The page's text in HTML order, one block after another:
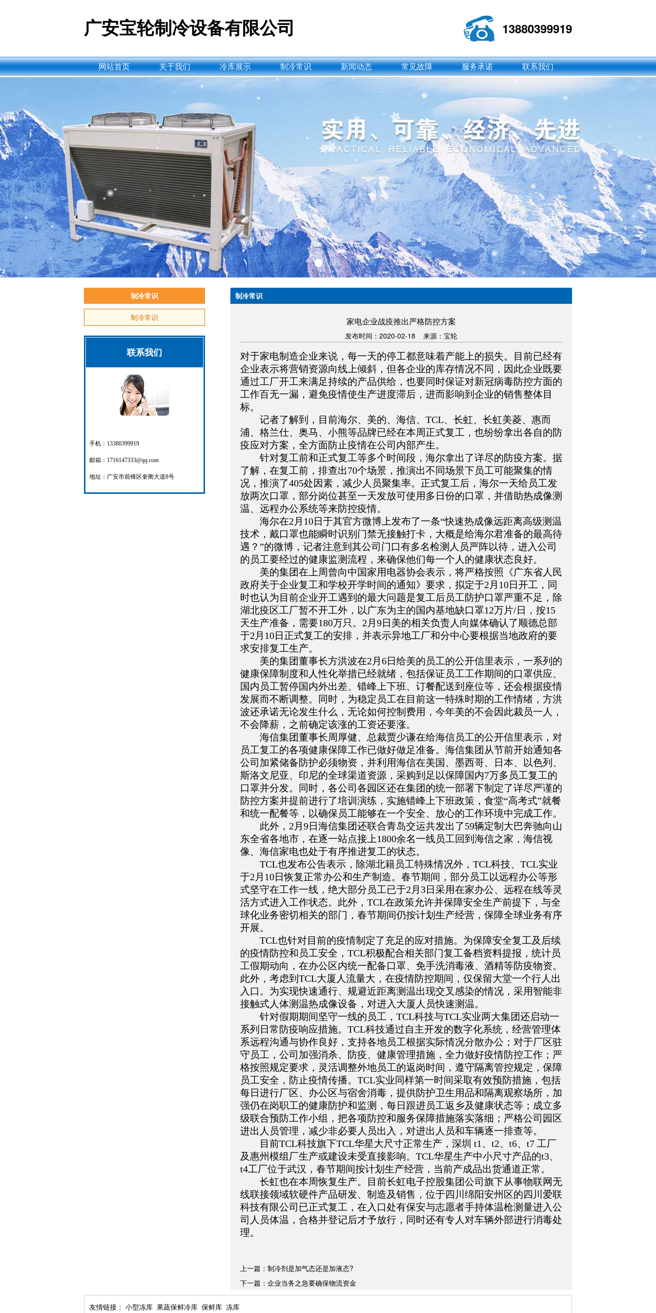
13880399919
广安宝轮制冷设备有限公司
网站首页 关于我们 冷库展示 制冷常识 新闻动态 常见故障 服务承诺 联系我们
制冷常识
家电企业战疫推出严格防控方案
发布时间：2020-02-18 来源：宝轮
对于家电制造企业来说，每一天的停工都意味着产能上的损失。目前已经有
企业表示将营销资源向线上倾斜，但各企业的库存情况不同，因此企业既要
通过工厂开工来满足持续的产品供给，也要同时保证对新冠病毒防控方面的
工作百无一漏，避免疫情使生产进度滞后，进而影响到企业的销售整体目
标。
记者了解到，目前海尔、美的、海信、TCL、长虹、长虹美菱、惠而
浦、格兰仕、奥马、小熊等品牌已经在本周正式复工，也纷纷拿出各自的防
疫应对方案，全方面防止疫情在公司内部产生。
针对复工前和正式复工等多个时间段，海尔拿出了详尽的防疫方案。据
了解，在复工前，排查出70个场景，推演出不同场景下员工可能聚集的情
况，推演了405处因素，减少人员聚集率。正式复工后，海尔一天给员工发
放两次口罩，部分岗位甚至一天发放可使用多日份的口罩，并借助热成像测
温、远程办公系统等来防控疫情。
海尔在2月10日于其官方微博上发布了一条“快速热成像远距离高级测温
技术，戴口罩也能瞬时识别门禁无接触打卡，大概是给海尔君准备的最高待
遇？”的微博，记者注意到其公司门口有多名检测人员严阵以待，进入公司
的员工要经过的健康监测流程，来确保他们每一个人的健康状态良好。
美的集团在上周曾向中国家用电器协会表示，将严格按照《广东省人民
政府关于企业复工和学校开学时间的通知》要求，拟定于2月10日开工，同
时也认为目前企业开工遇到的最大问题是复工后员工防护口罩严重不足，除
湖北疫区工厂暂不开工外，以广东为主的国内基地缺口罩12万片/日，按15
天生产准备，需要180万只。2月9日美的相关负责人向媒体确认了顺德总部
于2月10日正式复工的安排，并表示异地工厂和分中心要根据当地政府的要
求安排复工生产。
美的集团董事长方洪波在2月6日给美的员工的公开信里表示，一系列的
健康保障制度和人性化举措已经就绪，包括保证员工工作期间的口罩供应、
国内员工暂停国内外出差、错峰上下班、订餐配送到座位等，还会根据疫情
发展而不断调整。同时，为稳定员工在目前这一特殊时期的工作情绪，方洪
波还承诺无论发生什么，无论如何控制费用，今年美的不会因此裁员一人，
不会降薪，之前确定该涨的工资还要涨。
海信集团董事长周厚健、总裁贾少谦在给海信员工的公开信里表示，对
员工复工的各项健康保障工作已做好做足准备。海信集团从节前开始通知各
公司加紧储备防护必须物资，并利用海信在美国、墨西哥、日本、以色列、
斯洛文尼亚、印尼的全球渠道资源，采购到足以保障国内7万多员工复工的
口罩并分发。同时，各公司各园区还在集团的统一部署下制定了详尽严谨的
防控方案并提前进行了培训演练，实施错峰上下班政策，食堂“高考式”就餐
和统一配餐等，以确保员工能够在一个安全、放心的工作环境中完成工作。
此外，2月9日海信集团还联合青岛交运共发出了59辆定制大巴奔驰向山
东全省各地市，在逐一站点接上1800余名一线员工回到海信之家，海信视
像、海信家电也处于有序推进复工的状态。
TCL也发布公告表示，除湖北籍员工特殊情况外，TCL科技、TCL实业
于2月10日恢复正常办公和生产制造。春节期间，部分员工以远程办公等形
式坚守在工作一线，绝大部分员工已于2月3日采用在家办公、远程在线等灵
活方式进入工作状态。此外，TCL在政策允许并保障安全生产前提下，与全
球化业务密切相关的部门，春节期间仍按计划生产经营，保障全球业务有序
开展。
TCL也针对目前的疫情制定了充足的应对措施。为保障安全复工及后续
的疫情防控和员工安全，TCL积极配合相关部门复工备档资料提报，统计员
工假期动向，在办公区内统一配备口罩、免手洗消毒液、酒精等防疫物资。
此外，考虑到TCL大厦人流量大，在疫情防控期间，仅保留大堂一个行人出
入口。为实现快速通行、规避近距离测温出现交叉感染的情况，采用智能非
接触式人体测温热成像设备，对进入大厦人员快速测温。
针对假期期间坚守一线的员工，TCL科技与TCL实业两大集团还启动一
系列日常防疫响应措施。TCL科技通过自主开发的数字化系统，经营管理体
系远程沟通与协作良好，支持各地员工根据实际情况分散办公；对于厂区驻
守员工，公司加强消杀、防疫、健康管理措施，全力做好疫情防控工作；严
格按照规定要求，灵活调整外地员工的返岗时间，遵守隔离管控规定，保障
员工安全，防止疫情传播。TCL实业同样第一时间采取有效预防措施，包括
每日进行厂区、办公区与宿舍消毒，提供防护卫生用品和隔离观察场所，加
强仍在岗职工的健康防护和监测，每日跟进员工返乡及健康状态等；成立多
级联合预防工作小组，把各项防控和服务保障措施落实落细；严格公司园区
进出人员管理，减少非必要人员出入，对进出人员和车辆逐一排查等。
目前TCL科技旗下TCL华星大尺寸正常生产，深圳 t1、t2、t6、t7 工厂
及惠州模组厂生产或建设未受直接影响。TCL华星生产中小尺寸产品的t3、
t4工厂位于武汉，春节期间按计划生产经营，当前产成品出货通道正常。
长虹也在本周恢复生产。目前长虹电子控股集团公司旗下从事物联网无
线联接领域软硬件产品研发、制造及销售，位于四川绵阳安州区的四川爱联
科技有限公司已正式复工，在入口处有保安与志愿者手持体温枪测量进入公
司人员体温，合格并登记后才予放行，同时还有专人对车辆外部进行消毒处
理。
上一篇： 制冷剂是加气态还是加液态?
下一篇： 企业当务之急要确保物流资金
制冷常识
制冷常识
联系我们
手机：13380399919
邮箱：1716147333@qq.com
地址：广安市前锋区奎阁大道8号
友情链接： 小型冻库 果蔬保鲜冷库 保鲜库 冻库